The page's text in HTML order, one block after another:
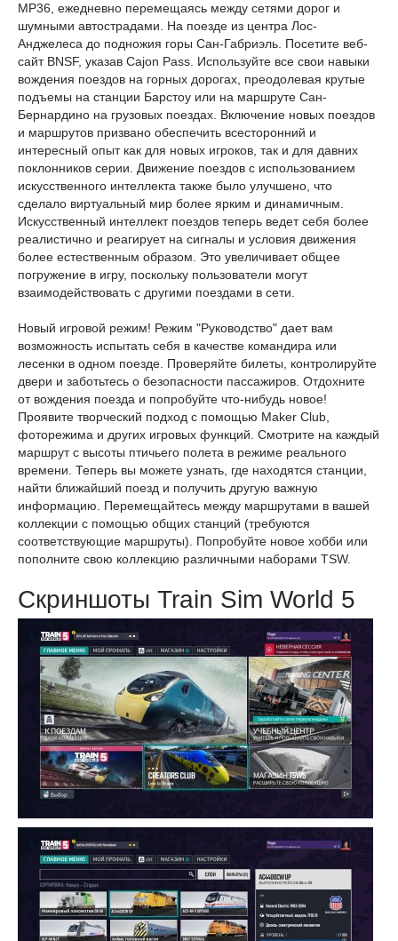
MP36, ежедневно перемещаясь между сетями дорог и
шумными автострадами. На поезде из центра Лос-
Анджелеса до подножия горы Сан-Габриэль. Посетите веб-
сайт BNSF, указав Cajon Pass. Используйте все свои навыки
вождения поездов на горных дорогах, преодолевая крутые
подъемы на станции Барстоу или на маршруте Сан-
Бернардино на грузовых поездах. Включение новых поездов
и маршрутов призвано обеспечить всесторонний и
интересный опыт как для новых игроков, так и для давних
поклонников серии. Движение поездов с использованием
искусственного интеллекта также было улучшено, что
сделало виртуальный мир более ярким и динамичным.
Искусственный интеллект поездов теперь ведет себя более
реалистично и реагирует на сигналы и условия движения
более естественным образом. Это увеличивает общее
погружение в игру, поскольку пользователи могут
взаимодействовать с другими поездами в сети.
Новый игровой режим! Режим "Руководство" дает вам
возможность испытать себя в качестве командира или
лесенки в одном поезде. Проверяйте билеты, контролируйте
двери и заботьтесь о безопасности пассажиров. Отдохните
от вождения поезда и попробуйте что-нибудь новое!
Проявите творческий подход с помощью Maker Club,
фоторежима и других игровых функций. Смотрите на каждый
маршрут с высоты птичьего полета в режиме реального
времени. Теперь вы можете узнать, где находятся станции,
найти ближайший поезд и получить другую важную
информацию. Перемещайтесь между маршрутами в вашей
коллекции с помощью общих станций (требуются
соответствующие маршруты). Попробуйте новое хобби или
пополните свою коллекцию различными наборами TSW.
Скриншоты Train Sim World 5